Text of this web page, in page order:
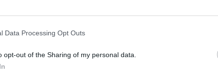
Data Processing Opt Outs
opt-out of the Sharing of my personal data.
Ουρανό θα πρέπει να είσαι ιδιαίτερα
τα οικονομικά σου. Απρόοπτα